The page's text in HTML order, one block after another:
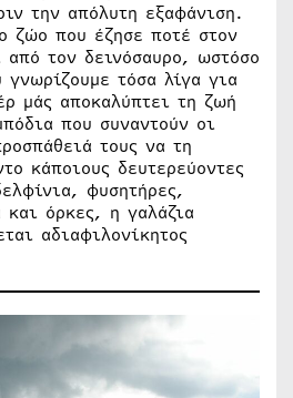
την απόλυτη εξαφάνιση.
ζώο που έζησε ποτέ στον
τον δεινόσαυρο, ωστόσο
τόσα λίγα για
μάς αποκαλύπτει τη ζωή
που συναντούν οι
τους να τη
κάποιους δευτερεύοντες
φυσητήρες,
και όρκες, η γαλάζια
αδιαφιλονίκητος